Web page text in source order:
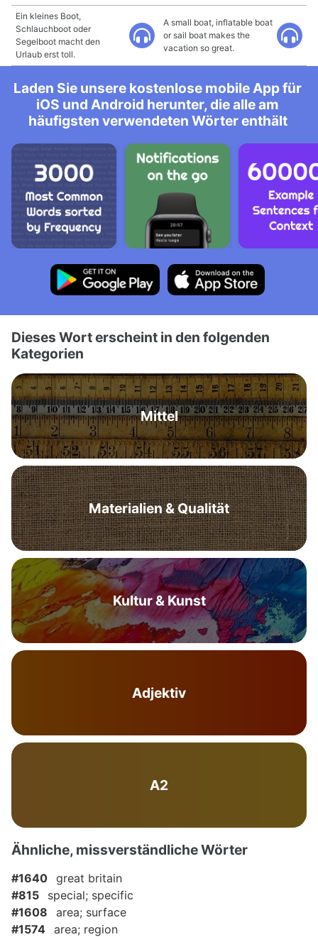
Ein kleines Boot,
Schlauchboot oder
Segelboot macht den
Urlaub erst toll.
A small boat, inflatable boat
or sail boat makes the
vacation so great.
Laden Sie unsere kostenlose mobile App für
iOS und Android herunter, die alle am
häufigsten verwendeten Wörter enthält
Dieses Wort erscheint in den folgenden
Kategorien
Mittel
Materialien & Qualität
Kultur & Kunst
Adjektiv
A2
Ähnliche, missverständliche Wörter
#1640 great britain
#815
special; specific
#1608
area; surface
#1574 area; region